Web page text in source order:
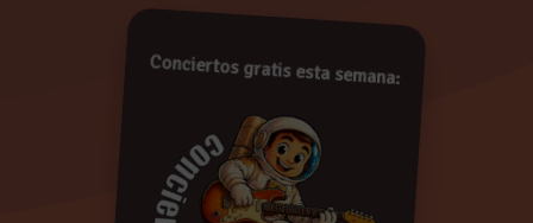
Protección de Datos de Carácter Personal, le
pasarán a formar parte de la base de datos de
derecho a acceder a la información recopilada y
oponerse a su tratamiento enviando un e-mail a
indicando su nombre, apellidos y dirección. Si en el
respuesta entenderemos que da su consentimiento
cualquier momento. Más información:
Conciertos gratis esta semana: